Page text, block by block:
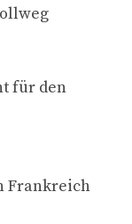
für den
Frankreich